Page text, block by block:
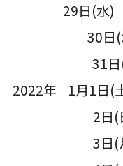
29日(水)
30日(
31日(
2022年 1月1日(
2日(
3日(